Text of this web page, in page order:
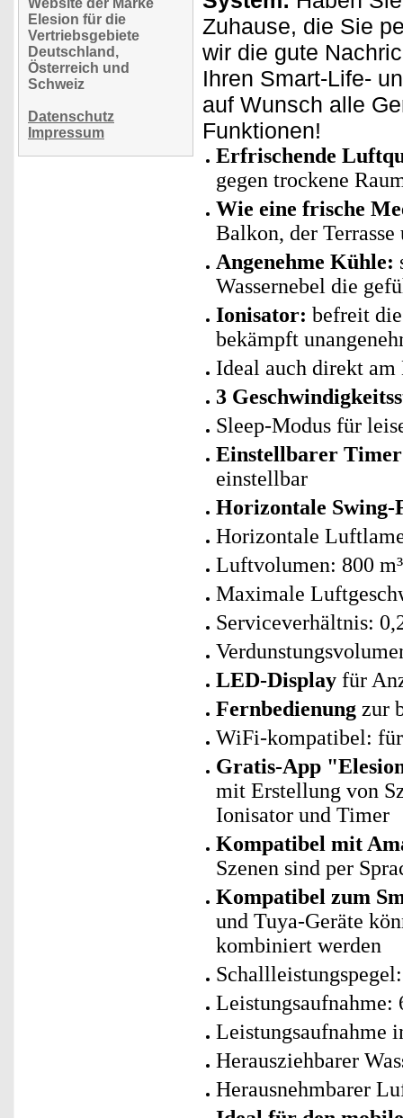
Website der Marke
Elesion für die
Vertriebsgebiete
Deutschland,
Österreich und
Schweiz
Datenschutz
Impressum
Zuhause, die Sie
wir die gute
Ihren Smart-Life-
auf Wunsch alle
Funktionen!
Erfrischende
gegen trockene
Wie eine frische
Balkon, der Terrasse
Angenehme Kühle:
Wassernebel die
Ionisator: befreit
bekämpft
Ideal auch direkt am
3
Sleep-Modus für
Einstellbarer
einstellbar
Horizontale
Horizontale
Luftvolumen: 800
Maximale
Serviceverhältnis:
LED-Display für
Fernbedienung zur
WiFi-kompatibel:
Gratis-App
mit Erstellung von
Ionisator und Timer
Kompatibel mit
Szenen sind per
Kompatibel zum
und Tuya-Geräte
kombiniert werden
Leistungsaufnahme:
Leistungsaufnahme
Herausziehbarer
Herausnehmbarer